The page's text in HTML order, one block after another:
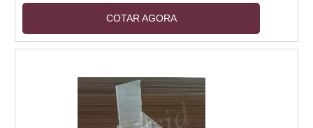
empresas de todos os portes. Impressos em
lona de até 1,60M com bastões e cordão.
Impressão digital em alta resolução. Sendo
recepções, divulgações internas e externas.
Alta durabilidade, visual impactante, fácil
instalação. Cores vivas, prazo ágil, acabamento
COTAR AGORA